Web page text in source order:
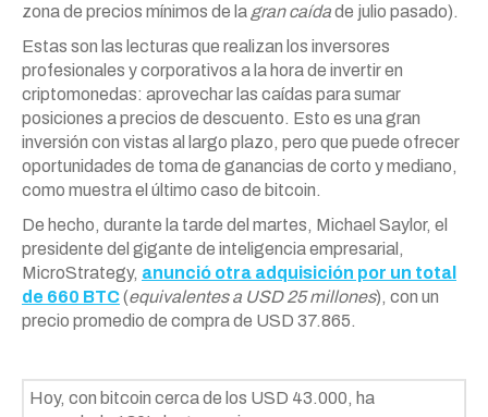
zona de precios mínimos de la gran caídade julio pasado).
Estas son las lecturas que realizan los inversores
profesionales y corporativos a la hora de invertir en
criptomonedas: aprovechar las caídas para sumar
posiciones a precios de descuento. Esto es una gran
inversión con vistas al largo plazo, pero que puede ofrecer
oportunidades de toma de ganancias de corto y mediano,
como muestra el último caso de bitcoin.
De hecho, durante la tarde del martes, Michael Saylor, el
presidente del gigante de inteligencia empresarial,
MicroStrategy, anunció otra adquisición por un total
de 660 BTC(equivalentes a USD 25 millones), con un
precio promedio de compra de USD 37.865.
Hoy, con bitcoin cerca de los USD 43.000, ha